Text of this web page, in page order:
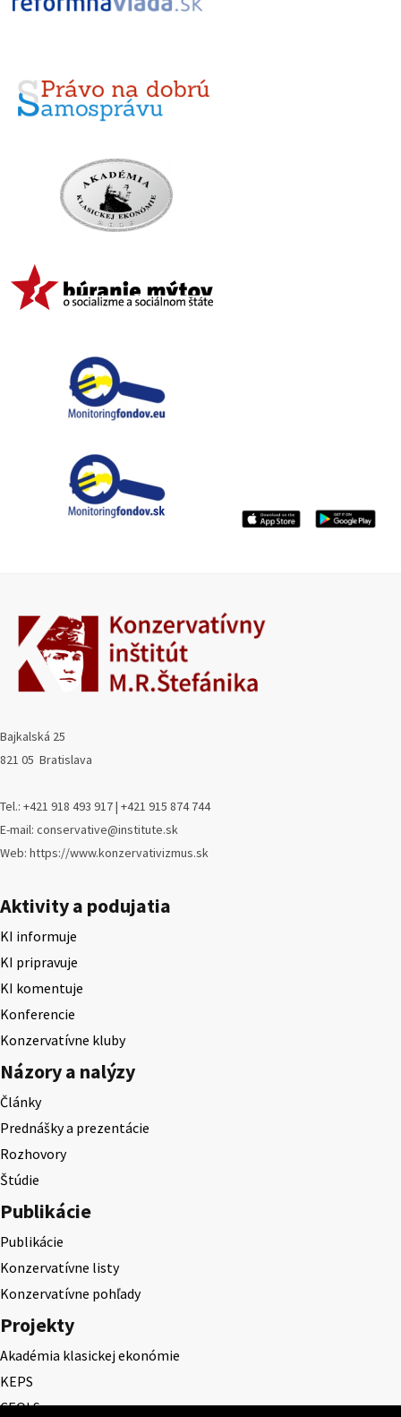
Bajkalská 25
821 05 Bratislava
Tel.: +421 918 493 917 | +421 915 874 744
E-mail: conservative@institute.sk
Web: https://www.konzervativizmus.sk
Aktivity a podujatia
KI informuje
KI pripravuje
KI komentuje
Konferencie
Konzervatívne kluby
Názory a nalýzy
Články
Prednášky a prezentácie
Rozhovory
Štúdie
Publikácie
Publikácie
Konzervatívne listy
Konzervatívne pohľady
Projekty
Akadémia klasickej ekonómie
KEPS
CEQLS